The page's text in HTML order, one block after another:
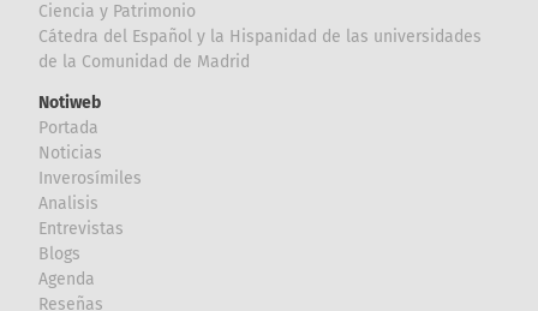
Ciencia y Patrimonio
Cátedra del Español y la Hispanidad de las universidades
de la Comunidad de Madrid
Notiweb
Portada
Noticias
Inverosímiles
Analisis
Entrevistas
Blogs
Agenda
Reseñas